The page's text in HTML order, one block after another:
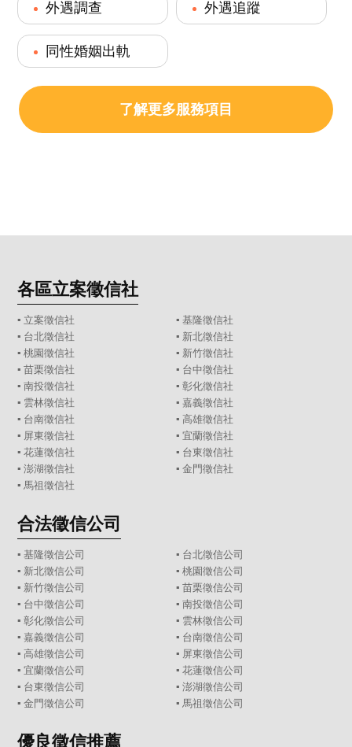
外遇調查 外遇追蹤
同性婚姻出軌
了解更多服務項目
各區立案徵信社
▪ 立案徵信社 ▪ 基隆徵信社
▪ 台北徵信社 ▪ 新北徵信社
▪桃園徵信社 ▪ 新竹徵信社
▪苗栗徵信社 ▪ 台中徵信社
▪南投徵信社 ▪ 彰化徵信社
▪ 雲林徵信社 ▪ 嘉義徵信社
▪ 台南徵信社 ▪ 高雄徵信社
▪ 屏東徵信社 ▪ 宜蘭徵信社
▪花蓮徵信社 ▪ 台東徵信社
▪澎湖徵信社 ▪ 金門徵信社
▪ 馬祖徵信社
合法徵信公司
▪基隆徵信公司 ▪ 台北徵信公司
▪ 新北徵信公司 ▪ 桃園徵信公司
▪ 新竹徵信公司 ▪ 苗栗徵信公司
▪ 台中徵信公司 ▪ 南投徵信公司
▪彰化徵信公司 ▪ 雲林徵信公司
▪嘉義徵信公司 ▪ 台南徵信公司
▪高雄徵信公司 ▪ 屏東徵信公司
▪宜蘭徵信公司 ▪ 花蓮徵信公司
▪ 台東徵信公司 ▪ 澎湖徵信公司
▪金門徵信公司 ▪ 馬祖徵信公司
優良徵信推薦